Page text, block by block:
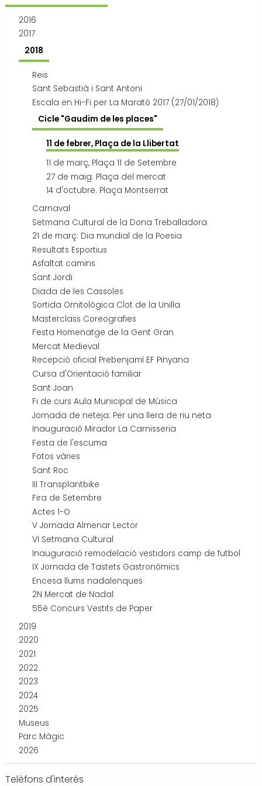
2016
2017
2018
Reis
Sant Sebastià i Sant Antoni
Escala en Hi-Fi per La Marató 2017 (27/01/2018)
Cicle "Gaudim de les places"
11 de febrer, Plaça de la Llibertat
11 de març, Plaça 11 de Setembre
27 de maig. Plaça del mercat
14 d'octubre. Plaça Montserrat
Carnaval
Setmana Cultural de la Dona Treballadora
21 de març: Dia mundial de la Poesia
Resultats Esportius
Asfaltat camins
Sant Jordi
Diada de les Cassoles
Sortida Ornitològica Clot de la Unilla
Masterclass Coreografies
Festa Homenatge de la Gent Gran
Mercat Medieval
Recepció oficial Prebenjamí EF Pinyana
Cursa d'Orientació familiar
Sant Joan
Fi de curs Aula Municipal de Música
Jornada de neteja: Per una llera de riu neta
Inauguració Mirador La Carnisseria
Festa de l'escuma
Fotos vàries
Sant Roc
III Transplantbike
Fira de Setembre
Actes 1-O
V Jornada Almenar Lector
VI Setmana Cultural
Inauguració remodelació vestidors camp de futbol
IX Jornada de Tastets Gastronòmics
Encesa llums nadalenques
2N Mercat de Nadal
55è Concurs Vestits de Paper
2019
2020
2021
2022
2023
2024
2025
Museus
Parc Màgic
2026
Telèfons d'interés